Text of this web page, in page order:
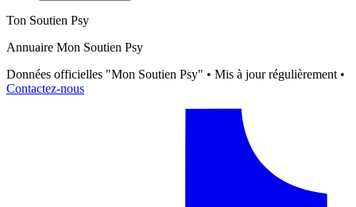
Ton Soutien Psy
Annuaire Mon Soutien Psy
Données officielles "Mon Soutien Psy" • Mis à jour régulièrement •
Contactez-nous